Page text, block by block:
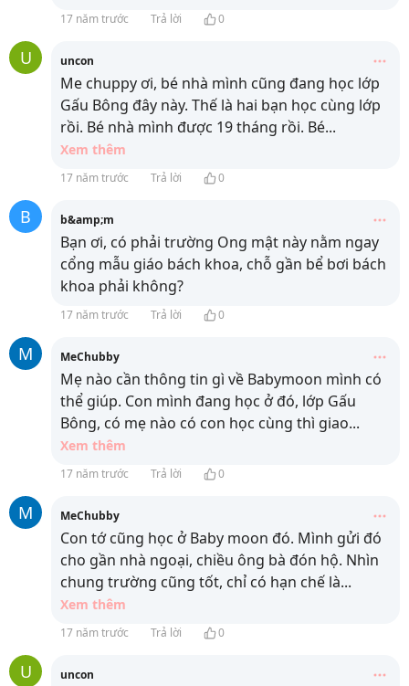
17 năm trước Trả lời 0
U uncon
Me chuppy ơi, bé nhà mình cũng đang học lớp
Gấu Bông đây này. Thế là hai bạn học cùng lớp
rồi. Bé nhà mình được 19 tháng rồi. Bé...
Xem thêm
17 năm trước Trả lời 0
B b&amp;m
Bạn ơi, có phải trường Ong mật này nằm ngay
cổng mẫu giáo bách khoa, chỗ gần bể bơi bách
khoa phải không?
17 năm trước Trả lời 0
M MeChubby
Mẹ nào cần thông tin gì về Babymoon mình có
thể giúp. Con mình đang học ở đó, lớp Gấu
Bông, có mẹ nào có con học cùng thì giao...
Xem thêm
17 năm trước Trả lời 0
M MeChubby
Con tớ cũng học ở Baby moon đó. Mình gửi đó
cho gần nhà ngoại, chiều ông bà đón hộ. Nhìn
chung trường cũng tốt, chỉ có hạn chế là...
Xem thêm
17 năm trước Trả lời 0
U uncon